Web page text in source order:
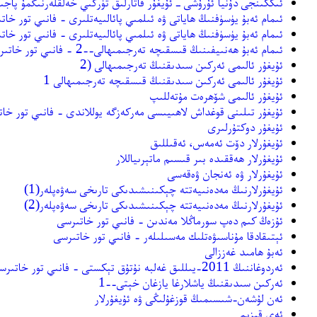
ئىمام ئەبۇ يۈسۈفنىڭ ھاياتى ۋە ئىلمىي پائالىيەتلىرى - فانىي تور
ئىمام ئەبۇ يۈسۈفنىڭ ھاياتى ۋە ئىلمىي پائالىيەتلىرى - فانىي تور
ئىمام ئەبۇ ھەنىيفىنىڭ قىسقىچە تەرجىمىھالى--2 - فانىي تور خاتىرسى
ئۇيغۇر ئالىمى ئەركىن سىدىقنىڭ تەرجىمىھالى (2
ئۇيغۇر ئالىمى ئەركىن سىدىقنىڭ قىسقىچە تەرجىمىھالى 1
ئۇيغۇر ئالىمى شۆھرەت مۇتەللىپ
ئۇيغۇر تىلىنى قوغداش لاھىيىسى مەركەزگە يوللاندى - فانىي تور
ئۇيغۇر دوكتۇرلىرى
ئۇيغۇرلار دۆت ئەمەس، ئەقىللىق
ئۇيغۇرلار ھەققىدە بىر قىسىم ماتېرىياللار
ئۇيغۇرلار ۋە ئەنجان ۋەقەسى
ئۇيغۇرلارنىڭ مەدەنىيەتتە چېكىنىشىدىكى تارىخى سەۋەپلەر(1)
ئۇيغۇرلارنىڭ مەدەنىيەتتە چېكىنىشىدىكى تارىخى سەۋەپلەر(2)
ئۇﺯﻩﯓ ﻛﯩﻢ ﺩﻩﭖ ﺳﻮﺭﻣﺎﯕﻼ ﻣﻪﻧﺪﯨﻦ - فانىي تور خاتىرسى
ئېتىقادقا مۇناسىۋەتلىك مەسىلىلەر - فانىي تور خاتىرسى
ئەبۇ ھامىد غەززالى
ئەردوغاننىڭ 2011-يىللىق غەلبە نۇتۇق تېكستى - فانىي تور خاتىرسى
ئەركىن سىدىقنىڭ ياشلارغا يازغان خېتى--1
ئەن لۇشەن-شىسىمىڭ قوزغۇلىڭى ۋە ئۇيغۇرلار
ئەي قىزىم